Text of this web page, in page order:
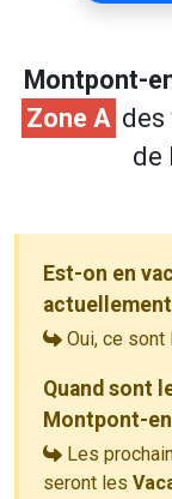
Montpont-
Zone A des
de
Est-on en
Oui, ce sont
Quand sont
Montpont-
Les
seront les